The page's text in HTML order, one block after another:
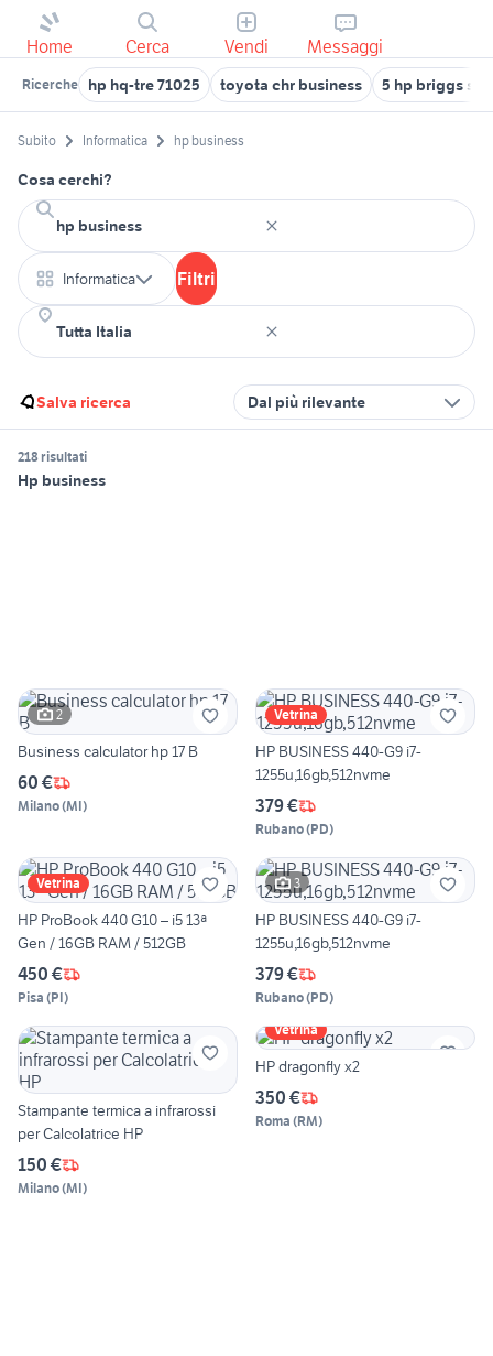
Home Cerca Vendi Messaggi
Ricerche hp hq-tre 71025 toyota chr business 5 hp briggs
Subito Informatica hp business
Cosa cerchi?
Informatica Filtri
Salva ricerca Dal più rilevante
218 risultati
Hp business
2
Business calculator hp 17 B
60 €
Milano(MI)
Vetrina
HP BUSINESS 440-G9 i7-
1255u,16gb,512nvme
379 €
Rubano(PD)
Vetrina
HP ProBook 440 G10 – i5 13ª
Gen / 16GB RAM / 512GB
450 €
Pisa (PI)
3
HP BUSINESS 440-G9 i7-
1255u,16gb,512nvme
379 €
Rubano(PD)
Stampante termica a infrarossi
per Calcolatrice HP
150 €
Milano(MI)
Vetrina
HP dragonfly x2
350 €
Roma (RM)